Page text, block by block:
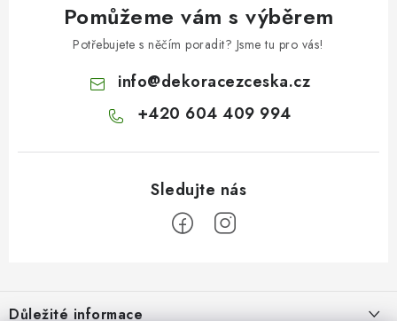
Pomůžeme vám s výběrem
Potřebujete s něčím poradit? Jsme tu pro vás!
info@dekoracezceska.cz
+420 604 409 994
Důležité informace